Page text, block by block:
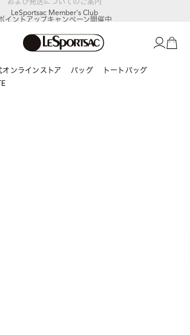
LeSportsac Member's Club
イントアップキャンペーン開催中
オンラインストア バッグ
トートバッグ